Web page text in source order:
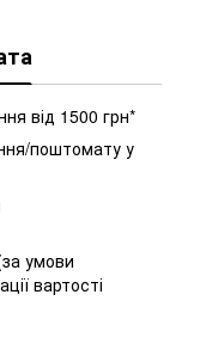
від 1500 грн*
поштомату у
умови
вартості